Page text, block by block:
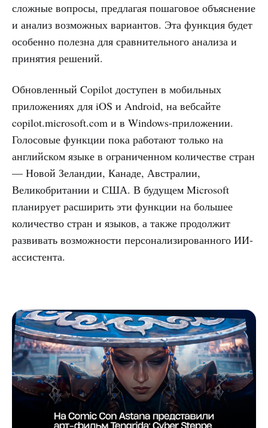
сложные вопросы, предлагая пошаговое объяснение
и анализ возможных вариантов. Эта функция будет
особенно полезна для сравнительного анализа и
принятия решений.
Обновленный Copilot доступен в мобильных
приложениях для iOS и Android, на вебсайте
copilot.microsoft.com и в Windows-приложении.
Голосовые функции пока работают только на
английском языке в ограниченном количестве стран
— Новой Зеландии, Канаде, Австралии,
Великобритании и США. В будущем Microsoft
планирует расширить эти функции на большее
количество стран и языков, а также продолжит
развивать возможности персонализированного ИИ-
ассистента.